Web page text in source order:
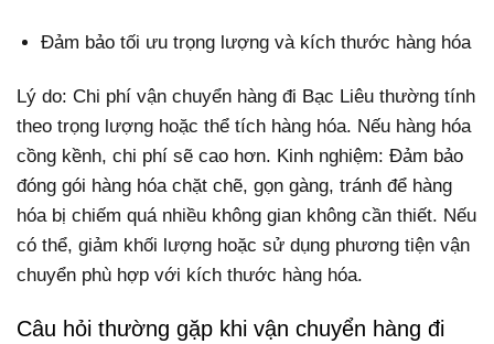
Đảm bảo tối ưu trọng lượng và kích thước hàng hóa
Lý do: Chi phí vận chuyển hàng đi Bạc Liêu thường tính
theo trọng lượng hoặc thể tích hàng hóa. Nếu hàng hóa
cồng kềnh, chi phí sẽ cao hơn. Kinh nghiệm: Đảm bảo
đóng gói hàng hóa chặt chẽ, gọn gàng, tránh để hàng
hóa bị chiếm quá nhiều không gian không cần thiết. Nếu
có thể, giảm khối lượng hoặc sử dụng phương tiện vận
chuyển phù hợp với kích thước hàng hóa.
Câu hỏi thường gặp khi vận chuyển hàng đi